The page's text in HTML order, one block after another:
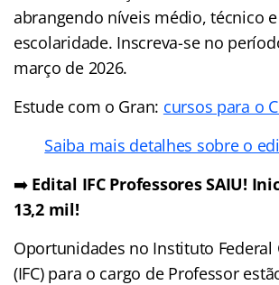
abrangendo níveis médio, técnico
escolaridade. Inscreva-se no
março de 2026.
Estude com o Gran: cursos para o
Saiba mais detalhes sobre o
➡️ Edital IFC Professores SAIU!
13,2 mil!
Oportunidades no Instituto Federal
(IFC) para o cargo de Professor